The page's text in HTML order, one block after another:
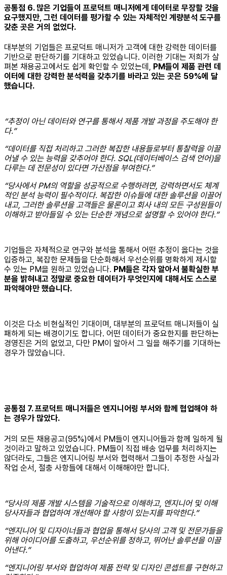
공통점 6. 많은 기업들이 프로덕트 매니저에게 데이터로 무장할 것을
요구했지만, 그런 데이터를 평가할 수 있는 자체적인 계량분석 도구를
갖춘 곳은 거의 없었다.
대부분의 기업들은 프로덕트 매니저가 고객에 대한 강력한 데이터를
기반으로 판단하기를 기대하고 있었습니다. 이러한 기대는 저희가 살
펴본 채용공고에서도 쉽게 확인할 수 있었는데, PM들이 제품 관련 데
이터에 대한 강력한 분석력을 갖추기를 바라고 있는 곳은 59%에 달
했습니다.
“추정이 아닌 데이터와 연구를 통해서 제품 개발 과정을 주도해야 한
다.”
“데이터를 직접 처리하고 그러한 복잡한 내용들로부터 통찰력을 이끌
어낼 수 있는 능력을 갖추어야 한다. SQL(데이터베이스 검색 언어)을
다루는 데 전문성이 있다면 가산점을 부여한다.”
“당사에서 PM의 역할을 성공적으로 수행하려면, 강력하면서도 체계
적인 분석 능력이 필수적이다. 복잡한 이슈들에 대한 솔루션을 이끌어
내고, 그러한 솔루션을 고객들은 물론이고 회사 내의 모든 구성원들이
이해하고 받아들일 수 있는 단순한 개념으로 설명할 수 있어야 한다.”
기업들은 자체적으로 연구와 분석을 통해서 어떤 추정이 옳다는 것을
입증하고, 복잡한 문제들을 단순화해서 우선순위를 명확하게 제시할
수 있는 PM을 원하고 있었습니다. PM들은 각자 알아서 불확실한 부
분을 밝혀내고 정말로 중요한 데이터가 무엇인지에 대해서도 스스로
파악해야만 했습니다.
이것은 다소 비현실적인 기대이며, 대부분의 프로덕트 매니저들이 실
패하게 되는 배경이기도 합니다. 어떤 데이터가 중요한지를 판단하는
경영진은 거의 없었고, 다만 PM이 알아서 그 일을 해주기를 기대하는
경우가 많았습니다.
공통점 7. 프로덕트 매니저들은 엔지니어링 부서와 함께 협업해야 하
는 경우가 많았다.
거의 모든 채용공고(95%)에서 PM들이 엔지니어들과 함께 일하게 될
것이라고 말하고 있었습니다. PM들이 직접 배송 업무를 처리하지는
않더라도, 그들은 엔지니어링 부서와 협력해서 그들이 추정한 사실과
작업 순서, 절충 사항들에 대해서 이해해야만 합니다.
“당사의 제품 개발 시스템을 기술적으로 이해하고, 엔지니어 및 이해
당사자들과 협업하여 개선해야 할 사항이 있는지를 파악한다.”
“엔지니어 및 디자이너들과 협업을 통해서 당사의 고객 및 전문가들을
위해 아이디어를 도출하고, 우선순위를 정하고, 뛰어난 솔루션을 이끌
어낸다.”
“엔지니어링 부서와 협업하여 제품 전략 및 디자인 콘셉트를 구현하고